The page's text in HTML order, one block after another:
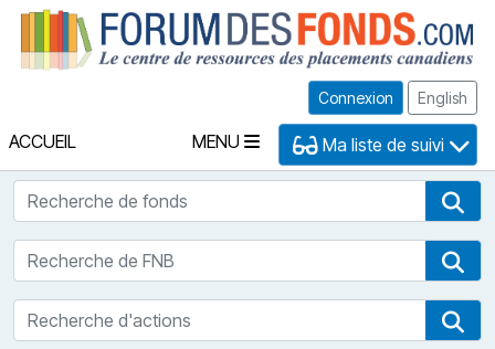
Connexion English
ACCUEIL MENU Ma liste de suivi
Recherche de fonds
Recherche de FNB
Recherche d'actions